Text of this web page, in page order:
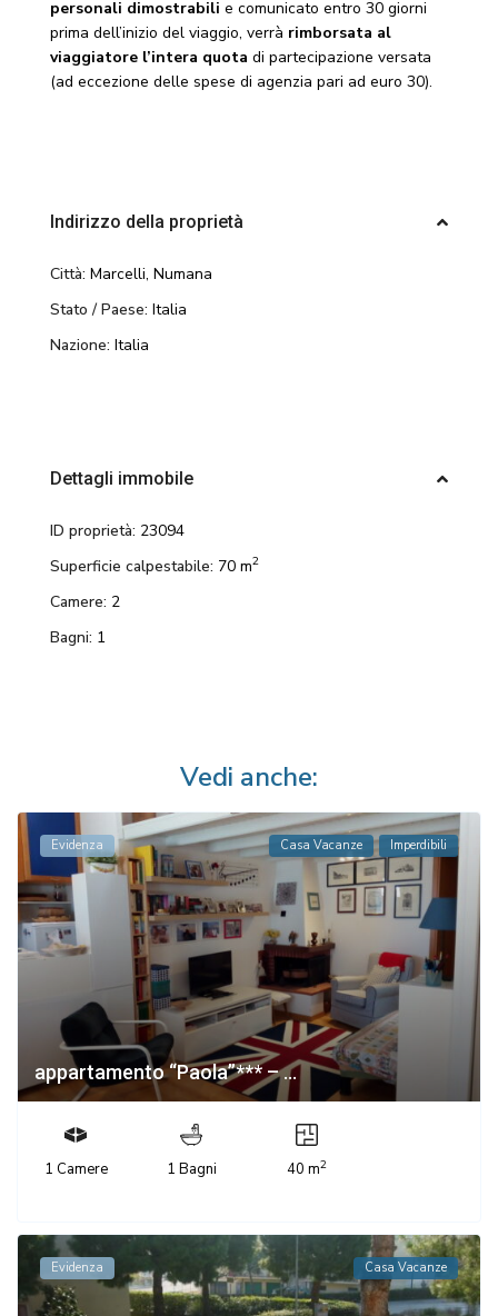
personali dimostrabili e comunicato entro 30 giorni
prima dell’inizio del viaggio, verrà rimborsata al
viaggiatore l’intera quota di partecipazione versata
(ad eccezione delle spese di agenzia pari ad euro 30).
Indirizzo della proprietà
Città: Marcelli,Numana
Stato / Paese: Italia
Nazione: Italia
Dettagli immobile
ID proprietà: 23094
Superficie calpestabile: 70 m2
Camere: 2
Bagni: 1
Vedi anche:
Evidenza Casa Vacanze Imperdibili
appartamento “Paola”*** – ...
1 Camere 1 Bagni 40 m2
Evidenza Casa Vacanze